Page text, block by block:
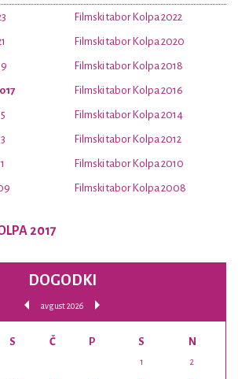
Filmski tabor Kolpa 2022
Filmski tabor Kolpa 2020
Filmski tabor Kolpa 2018
Filmski tabor Kolpa 2016
Filmski tabor Kolpa 2014
Filmski tabor Kolpa 2012
Filmski tabor Kolpa 2010
Filmski tabor Kolpa 2008
2017
DOGODKI
avgust 2026
S Č P S N
1 2